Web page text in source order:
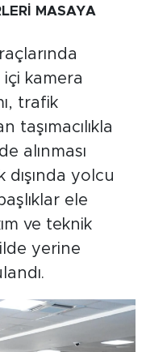
MASAYA
içi kamera
trafik
taşımacılıkla
alınması
yolcu
ele
ve teknik
yerine